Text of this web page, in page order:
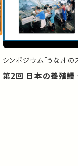
シンポジウム「うな丼の
第2回 日本の養殖